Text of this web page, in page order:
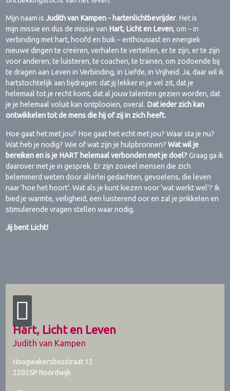
Mijn naam is Judith van Kampen - hartenlichtbevrijder. Het is
mijn missie en dus de missie van Hart, Licht en Leven, om – in
verbinding met hart, hoofd en buik – enthousiast en energiek
nieuwe dingen te creëren, verhalen te vertellen, er te zijn, er te zijn
voor anderen, te luisteren, te coachen, te trainen, om zodoende bij
te dragen aan Leven in Verbinding, in Liefde, in Vrijheid. Ja, daar wil ik
hartstochtelijk aan bijdragen: dat jij lekker in je vel zit, dat je
helemaal tot je recht komt, dat al jouw talenten gezien worden, dat
je je helemaal voluit kan ontplooien, overal. Dat ieder zich kan
ontwikkelen tot de mens die hij of zij in zich heeft.
Hoe gaat het met jou? Hoe gaat het echt met jou? Waar sta je nu?
Wat heb je nodig? Wie of wat zijn je hulpbronnen?Wat wil je
bereiken en is je HART helemaal verbonden met je doel?Graag ga ik
daarover met je in gesprek. Er zijn zoveel mensen die zich
belemmerd weten door allerlei gedachten, gevoelens, die leven
naar 'hoe het hoort'. Wat als je kunt kiezen voor 'wat werkt wel'? Ik
bied je warmte, veiligheid, een luisterend oor en zal je prikkelen en
stimulerende vragen stellen waar nodig.
Jij bent Licht!
Hart, Licht en Leven
Judith van Kampen
Hoogwakersbosstraat 12
2202SP Noordwijk